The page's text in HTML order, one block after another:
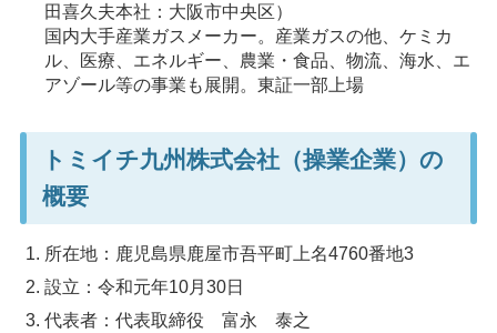
田喜久夫本社：大阪市中央区）
国内大手産業ガスメーカー。産業ガスの他、ケミカ
ル、医療、エネルギー、農業・食品、物流、海水、エ
アゾール等の事業も展開。東証一部上場
トミイチ九州株式会社（操業企業）の
概要
所在地：鹿児島県鹿屋市吾平町上名4760番地3
設立：令和元年10月30日
代表者：代表取締役 富永 泰之